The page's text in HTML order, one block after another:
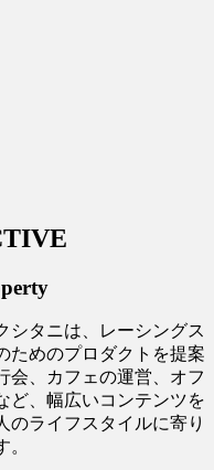
シタニは、レーシングス
ためのプロダクトを提案
会、カフェの運営、オフ
ど、幅広いコンテンツを
のライフスタイルに寄り